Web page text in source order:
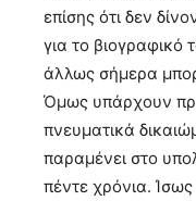
επίσης ότι δεν
για το
άλλως σήμερα
Όμως υπάρχουν
πνευματικά
παραμένει στο
πέντε χρόνια.